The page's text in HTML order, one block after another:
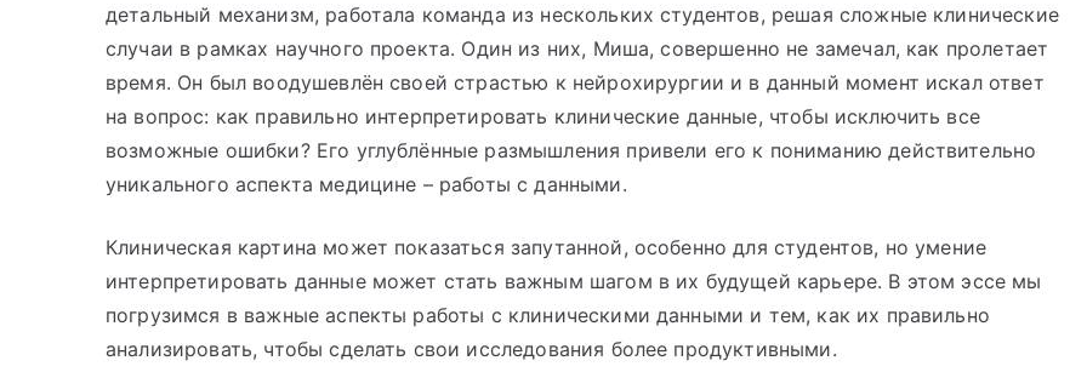
детальный механизм, работала команда из нескольких студентов, решая сложные клинические
случаи в рамках научного проекта. Один из них, Миша, совершенно не замечал, как пролетает
время. Он был воодушевлён своей страстью к нейрохирургии и в данный момент искал ответ
на вопрос: как правильно интерпретировать клинические данные, чтобы исключить все
возможные ошибки? Его углублённые размышления привели его к пониманию действительно
уникального аспекта медицине – работы с данными.
Клиническая картина может показаться запутанной, особенно для студентов, но умение
интерпретировать данные может стать важным шагом в их будущей карьере. В этом эссе мы
погрузимся в важные аспекты работы с клиническими данными и тем, как их правильно
анализировать, чтобы сделать свои исследования более продуктивными.